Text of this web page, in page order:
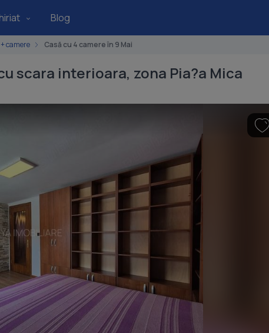
Blog
camere Casă cu 4 camere în 9 Mai
scara interioara, zona Pia?a Mica